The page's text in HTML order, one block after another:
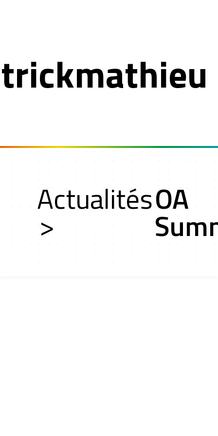
Actualités
>
OA